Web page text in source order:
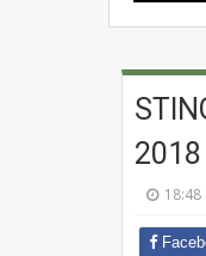
2018
18:48